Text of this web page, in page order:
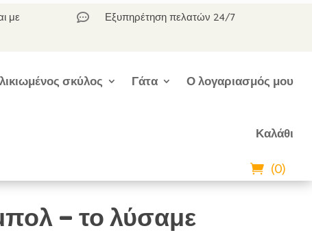
με
 Εξυπηρέτηση πελατών 24/7
σκύλος Γάτα Ο λογαριασμός μου
Καλάθι
(0)
– το λύσαμε